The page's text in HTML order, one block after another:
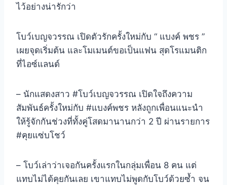
ไว้อย่างน่ารักว่า
โบว์เบญจวรรณ เปิดตัวรักครั้งใหม่กับ “ แบงค์ พชร ”
เผยจุดเริ่มต้น และโมเมนต์ขอเป็นแฟน สุดโรแมนติก
ที่ไอซ์แลนด์
– นักแสดงสาว #โบว์เบญจวรรณ เปิดใจถึงความ
สัมพันธ์ครั้งใหม่กับ #แบงค์พชร หลังถูกเพื่อนแนะนำ
ให้รู้จักกันช่วงที่ทั้งคู่โสดมานานกว่า 2 ปี ผ่านรายการ
#คุยแซ่บโชว์
– โบว์เล่าว่าเจอกันครั้งแรกในกลุ่มเพื่อน 8 คน แต่
แทบไม่ได้คุยกันเลย เขาแทบไม่พูดกับโบว์ด้วยซ้ำ จน